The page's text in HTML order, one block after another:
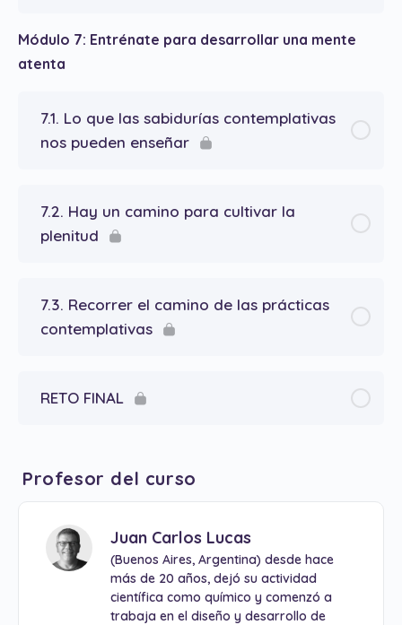
Módulo 7: Entrénate para desarrollar una mente
atenta
7.1. Lo que las sabidurías contemplativas
nos pueden enseñar
7.2. Hay un camino para cultivar la
plenitud
7.3. Recorrer el camino de las prácticas
contemplativas
RETO FINAL
Profesor del curso
Juan Carlos Lucas
(Buenos Aires, Argentina) desde hace
más de 20 años, dejó su actividad
científica como químico y comenzó a
trabaja en el diseño y desarrollo de